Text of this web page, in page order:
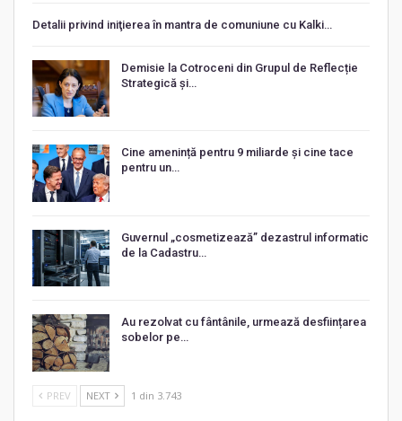
Detalii privind iniţierea în mantra de comuniune cu Kalki…
Demisie la Cotroceni din Grupul de Reflecție
Strategică și…
Cine amenință pentru 9 miliarde și cine tace
pentru un…
Guvernul „cosmetizează” dezastrul informatic
de la Cadastru…
Au rezolvat cu fântânile, urmează desființarea
sobelor pe…
PREV NEXT 1 din 3.743